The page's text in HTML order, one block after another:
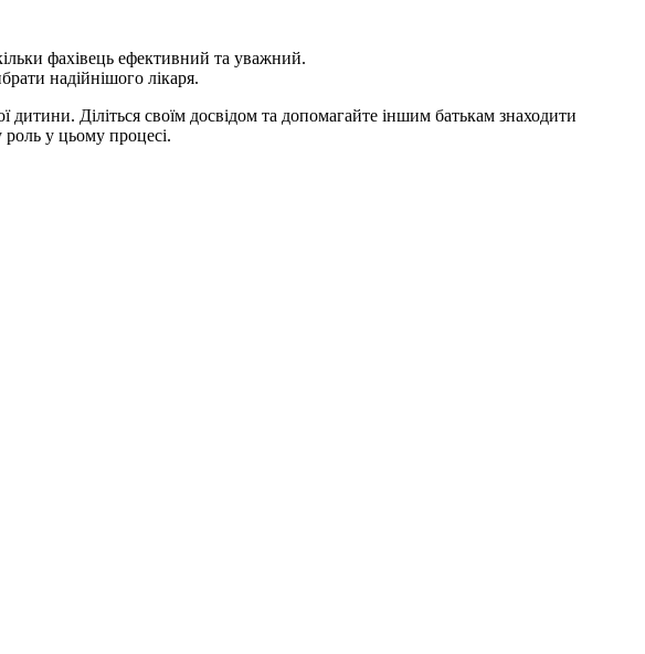
фахівець ефективний та уважний.
надійнішого лікаря.
Діліться своїм досвідом та допомагайте іншим батькам знаходити
роль у цьому процесі.